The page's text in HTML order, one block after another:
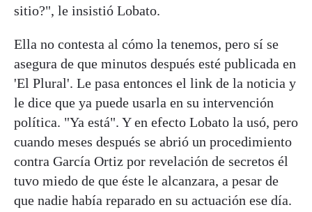
sitio?", le insistió Lobato.
Ella no contesta al cómo la tenemos, pero sí se
asegura de que minutos después esté publicada en
'El Plural'. Le pasa entonces el link de la noticia y
le dice que ya puede usarla en su intervención
política. "Ya está". Y en efecto Lobato la usó, pero
cuando meses después se abrió un procedimiento
contra García Ortiz por revelación de secretos él
tuvo miedo de que éste le alcanzara, a pesar de
que nadie había reparado en su actuación ese día.